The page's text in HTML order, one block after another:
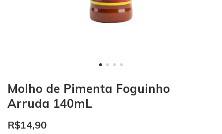
Molho de Pimenta Foguinho
Arruda 140mL
R$14,90